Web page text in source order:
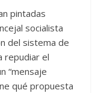
pintadas
socialista
del sistema de
repudiar el
“mensaje
qué propuesta